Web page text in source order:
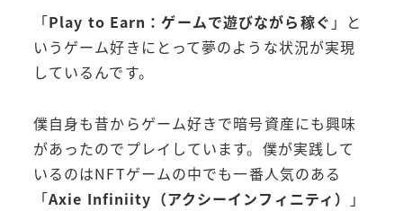
「Play to Earn：ゲームで遊びながら稼ぐ 」と
いうゲーム好きにとって夢のような状況が実現
しているんです。
僕自身も昔からゲーム好きで暗号資産にも興味
があったのでプレイしています。僕が実践して
いるのはNFTゲームの中でも一番人気のある
「Axie Infiniity（アクシーインフィニティ）
」